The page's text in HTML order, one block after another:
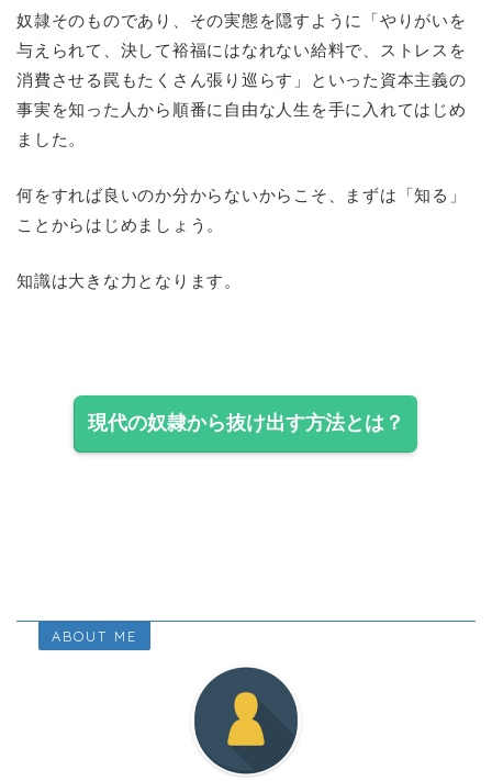
奴隷そのものであり、その実態を隠すように「やりがいを
与えられて、決して裕福にはなれない給料で、ストレスを
消費させる罠もたくさん張り巡らす」といった資本主義の
事実を知った人から順番に自由な人生を手に入れてはじめ
ました。
何をすれば良いのか分からないからこそ、まずは「知る」
ことからはじめましょう。
知識は大きな力となります。
現代の奴隷から抜け出す方法とは？
ABOUT ME